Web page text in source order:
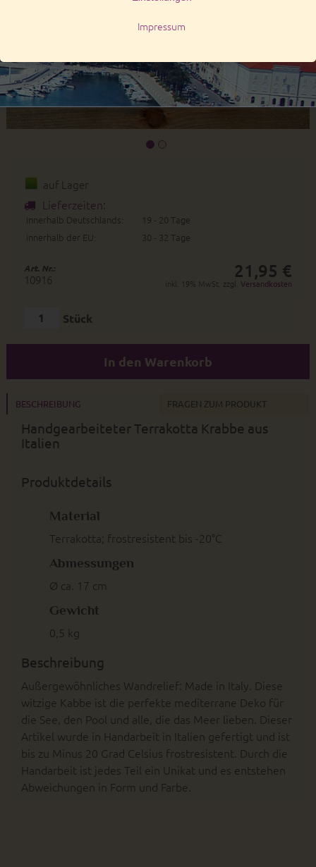
auf Lager
Lieferzeiten:
innerhalb Deutschlands:
19 - 20 Tage
innerhalb der EU:
30 - 32 Tage
Art. Nr.:
10916 21,95 €
inkl. 19% MwSt. zzgl.Versandkosten
Stück
In den Warenkorb
BESCHREIBUNG FRAGEN ZUM PRODUKT
Handgearbeiteter Terrakotta Krabbe aus
Italien
Produktdetails
Material
Terrakotta; frostresistent bis -20°C
Abmessungen
Ø ca. 17 cm
Gewicht
0,5 kg
Beschreibung
Außergewöhnliches Wandrelief: Made in Italy. Diese
witzige Kabbe ist die perfekte mediterrane Deko für
die See, den Pool und alle, die das Meer lieben. Dieser
Artikel wurde in Handarbeit in Italien gefertigt und ist
bis zu Minus 20 Grad Celsius frostresistent. Durch die
Handarbeit ist jedes Teil ein Unikat und es entstehen
Abweichungen in Form und Farbe.